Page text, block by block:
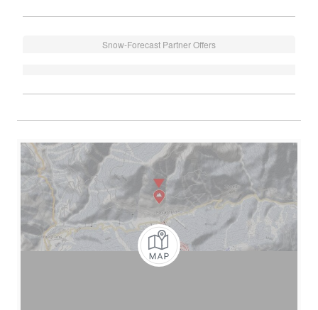
Snow-Forecast Partner Offers